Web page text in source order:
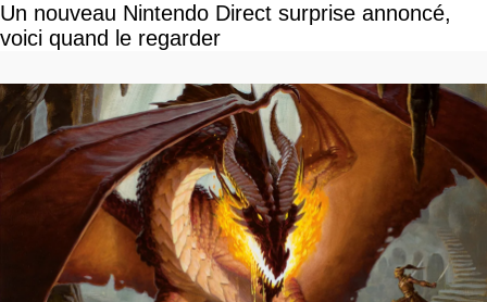
Un nouveau Nintendo Direct surprise annoncé,
voici quand le regarder